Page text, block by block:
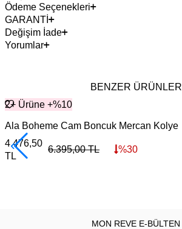
Ödeme Seçenekleri
GARANTİ
Değişim İade
Yorumlar
BENZER ÜRÜNLER
2+ Ürüne +%10
Ala Boheme Cam Boncuk Mercan Kolye
4.476,50
TL
6.395,00TL %30
MON REVE E-BÜLTEN